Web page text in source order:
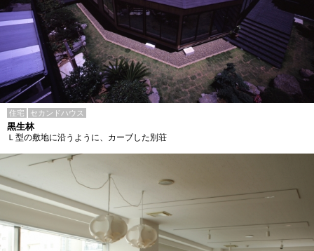
住宅 セカンドハウス
黒生林
Ｌ型の敷地に沿うように、カーブした別荘